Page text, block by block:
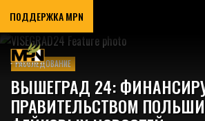
ПОДДЕРЖКА MPN
РАССЛЕДОВАНИЕ
ВЫШЕГРАД 24:
ПРАВИТЕЛЬСТВОМ